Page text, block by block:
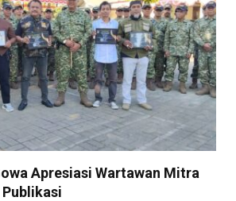
Apresiasi Wartawan Mitra